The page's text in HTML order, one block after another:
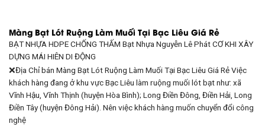
Màng Bạt Lót Ruộng Làm Muối Tại Bạc Liêu Giá Rẻ
BẠT NHỰA HDPE CHỐNG THẤM Bạt Nhựa Nguyễn Lê Phát CƠ KHI XÂY
DỰNG MÁI HIÊN DI ĐỘNG
❌Địa Chỉ bán Màng Bạt Lót Ruộng Làm Muối Tại Bạc Liêu Giá Rẻ Việc
khách hàng đang ở khu vực Bạc Liêu làm ruộng muối lót bạt như: xã
Vĩnh Hậu, Vĩnh Thịnh (huyện Hòa Bình); Long Điền Đông, Điền Hải, Long
Điền Tây (huyện Đông Hải). Nên việc khách hàng muốn chuyển đổi công
nghệ